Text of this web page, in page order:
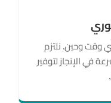
وقت وحين. نلتزم
في الإنجاز لتوفير